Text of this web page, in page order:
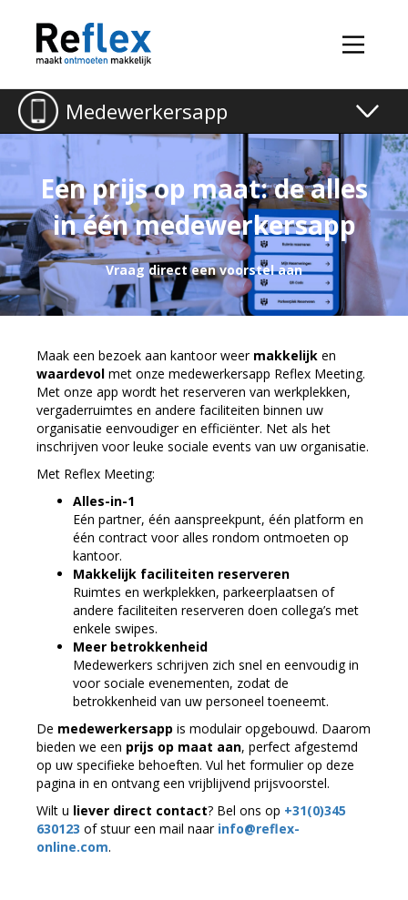
Toggle
Medewerkersapp
Een prijs op maat: de alles
in één medewerkersapp
Vraag direct een voorstel aan
Maak een bezoek aan kantoor weer makkelijk en
waardevol met onze medewerkersapp Reflex Meeting.
Met onze app wordt het reserveren van werkplekken,
vergaderruimtes en andere faciliteiten binnen uw
organisatie eenvoudiger en efficiënter. Net als het
inschrijven voor leuke sociale events van uw organisatie.
Met Reflex Meeting:
Alles-in-1
Eén partner, één aanspreekpunt, één platform en
één contract voor alles rondom ontmoeten op
kantoor.
Makkelijk faciliteiten reserveren
Ruimtes en werkplekken, parkeerplaatsen of
andere faciliteiten reserveren doen collega’s met
enkele swipes.
Meer betrokkenheid
Medewerkers schrijven zich snel en eenvoudig in
voor sociale evenementen, zodat de
betrokkenheid van uw personeel toeneemt.
De medewerkersapp is modulair opgebouwd. Daarom
bieden we een prijs op maat aan, perfect afgestemd
op uw specifieke behoeften. Vul het formulier op deze
pagina in en ontvang een vrijblijvend prijsvoorstel.
Wilt u liever direct contact? Bel ons op +31(0)345
630123 of stuur een mail naar info@reflex-
online.com.